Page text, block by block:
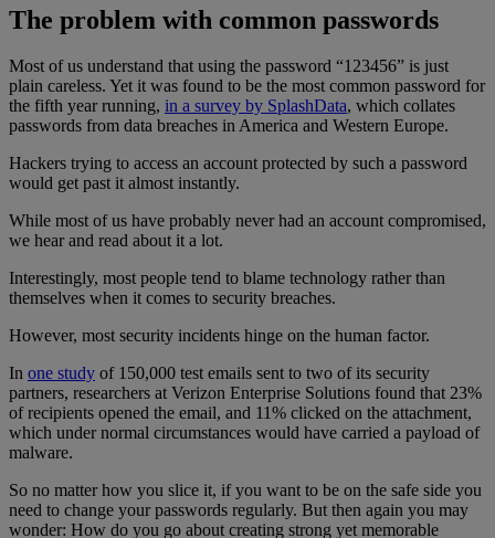
The problem with common passwords
Most of us understand that using the password “123456” is just
plain careless. Yet it was found to be the most common password for
the fifth year running, in a survey by SplashData, which collates
passwords from data breaches in America and Western Europe.
Hackers trying to access an account protected by such a password
would get past it almost instantly.
While most of us have probably never had an account compromised,
we hear and read about it a lot.
Interestingly, most people tend to blame technology rather than
themselves when it comes to security breaches.
However, most security incidents hinge on the human factor.
In one study of 150,000 test emails sent to two of its security
partners, researchers at Verizon Enterprise Solutions found that 23%
of recipients opened the email, and 11% clicked on the attachment,
which under normal circumstances would have carried a payload of
malware.
So no matter how you slice it, if you want to be on the safe side you
need to change your passwords regularly. But then again you may
wonder: How do you go about creating strong yet memorable